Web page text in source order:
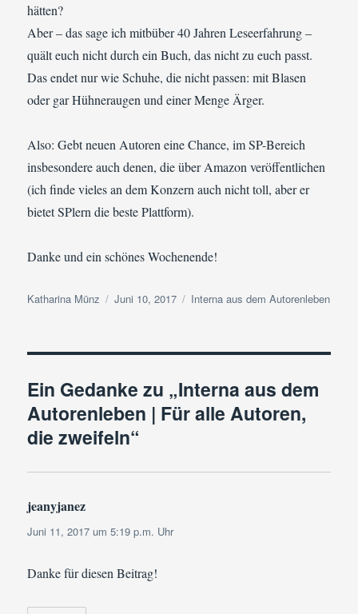
hätten?
Aber – das sage ich mitbüber 40 Jahren Leseerfahrung –
quält euch nicht durch ein Buch, das nicht zu euch passt.
Das endet nur wie Schuhe, die nicht passen: mit Blasen
oder gar Hühneraugen und einer Menge Ärger.
Also: Gebt neuen Autoren eine Chance, im SP-Bereich
insbesondere auch denen, die über Amazon veröffentlichen
(ich finde vieles an dem Konzern auch nicht toll, aber er
bietet SPlern die beste Plattform).
Danke und ein schönes Wochenende!
Autor
Katharina Münz
Veröffentlicht
Juni 10, 2017 Kategorien
Interna aus dem Autorenleben
Ein Gedanke zu „Interna aus dem
Autorenleben | Für alle Autoren,
die zweifeln“
jeanyjanez
Juni 11, 2017 um 5:19 p.m. Uhr
Danke für diesen Beitrag!